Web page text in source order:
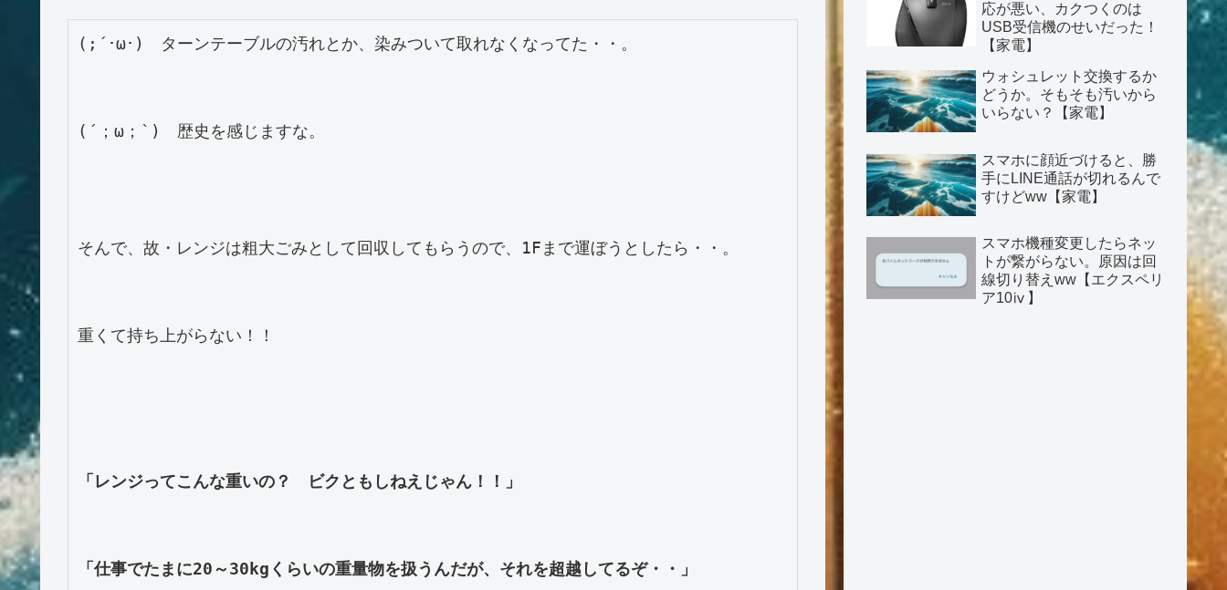
(;´･ω･)　ターンテーブルの汚れとか、染みついて取れなくなってた・・。
(´；ω；`)　歴史を感じますな。
そんで、故・レンジは粗大ごみとして回収してもらうので、1Fまで運ぼうとしたら・・。
重くて持ち上がらない！！
「レンジってこんな重いの？　ビクともしねえじゃん！！」
「仕事でたまに20～30kgくらいの重量物を扱うんだが、それを超越してるぞ・・」
応が悪い、カクつくのは
USB受信機のせいだった！
【家電】
ウォシュレット交換するか
どうか。そもそも汚いから
いらない？【家電】
スマホに顔近づけると、勝
手にLINE通話が切れるんで
すけどww【家電】
スマホ機種変更したらネッ
トが繋がらない。原因は回
線切り替えww【エクスペリ
ア10ⅳ】